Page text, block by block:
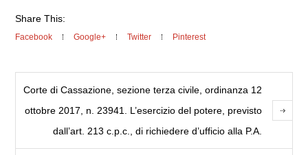
Share This:
Facebook Google+ Twitter Pinterest
Corte di Cassazione, sezione terza civile, ordinanza 12
ottobre 2017, n. 23941. L’esercizio del potere, previsto
dall’art. 213 c.p.c., di richiedere d’ufficio alla P.A.